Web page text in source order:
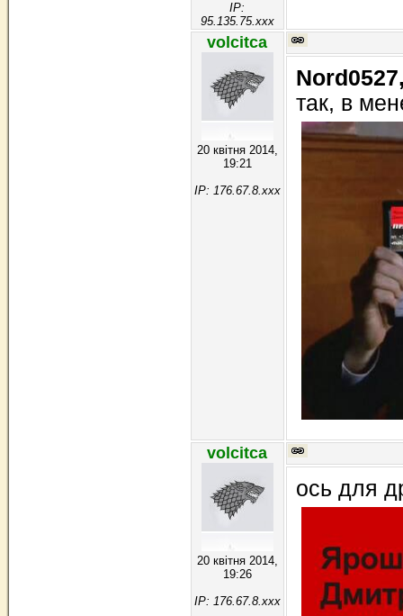
IP:
95.135.75.xxx
volcitca
20 квітня 2014,
19:21
IP: 176.67.8.xxx
так, в
volcitca
20 квітня 2014,
19:26
IP: 176.67.8.xxx
ось для